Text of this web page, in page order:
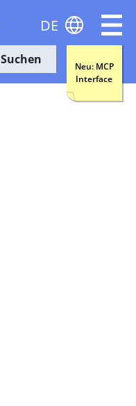
Suchen
Neu: MCP
Interface
DE